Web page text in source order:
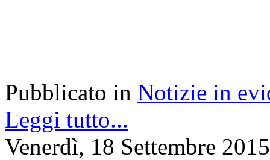
Pubblicato in Notizie in
Leggi tutto...
Venerdì, 18 Settembre